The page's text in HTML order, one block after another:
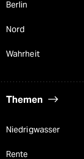
Berlin
Nord
Wahrheit
Themen
Niedrigwasser
Rente